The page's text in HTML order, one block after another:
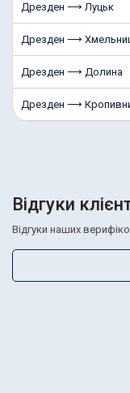
Дрезден ⟶ Луцьк
Дрезден ⟶
Дрезден ⟶ Долина
Дрезден ⟶
Відгуки
Відгуки наших